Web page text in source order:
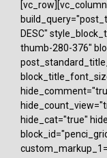
DESC"
thumb-280-376"
hide_cat="true"